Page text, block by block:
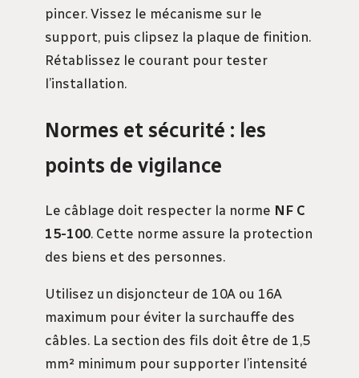
pincer. Vissez le mécanisme sur le
support, puis clipsez la plaque de finition.
Rétablissez le courant pour tester
l’installation.
Normes et sécurité : les
points de vigilance
Le câblage doit respecter la norme NF C
15-100. Cette norme assure la protection
des biens et des personnes.
Utilisez un disjoncteur de 10A ou 16A
maximum pour éviter la surchauffe des
câbles. La section des fils doit être de 1,5
mm² minimum pour supporter l’intensité